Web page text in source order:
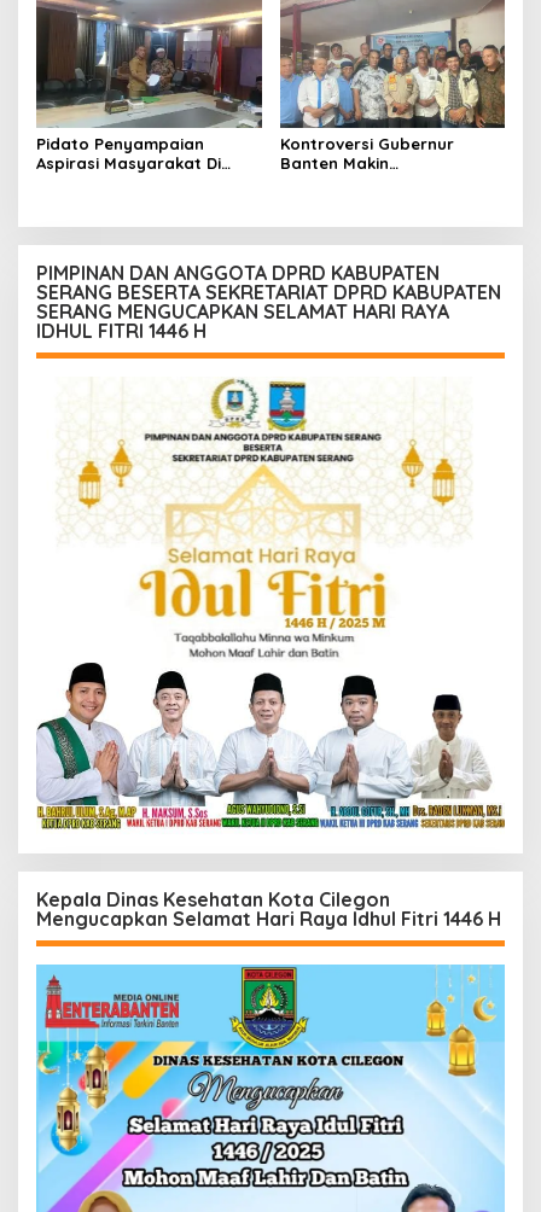
Memberantas Korupsi
KKPMP Markas Daerah Kota
Serang
Pidato Penyampaian
Aspirasi Masyarakat Di
Kontroversi Gubernur
Banten Makin
PIMPINAN DAN ANGGOTA DPRD KABUPATEN
SERANG BESERTA SEKRETARIAT DPRD KABUPATEN
SERANG MENGUCAPKAN SELAMAT HARI RAYA
IDHUL FITRI 1446 H
Kepala Dinas Kesehatan Kota Cilegon
Mengucapkan Selamat Hari Raya Idhul Fitri 1446 H